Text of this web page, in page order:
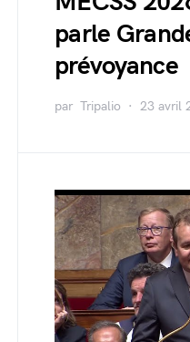
parle
prévoyance
par Tripalio 23 avril